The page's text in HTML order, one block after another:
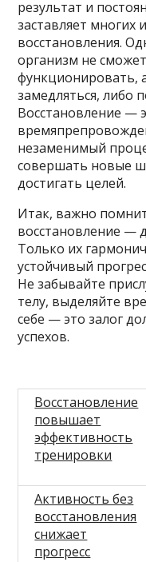
результат и
заставляет многих
восстановления.
организм не
функционировать,
замедляться, либо
Восстановление —
незаменимый
совершать новые
достигать целей.
Итак, важно
восстановление —
Только их
устойчивый
Не забывайте
телу, выделяйте
себе — это залог
успехов.
Восстановление
повышает
эффективность
тренировки
Активность без
восстановления
снижает
прогресс